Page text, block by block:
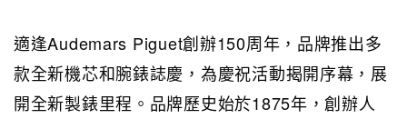
適逢Audemars Piguet創辦150周年，品牌推出多
款全新機芯和腕錶誌慶，為慶祝活動揭開序幕，展
開全新製錶里程。品牌歷史始於1875年，創辦人